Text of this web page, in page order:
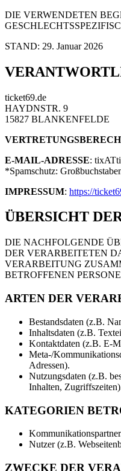
DIE VERWENDETEN
STAND: 29. Januar 2026
ticket69.de
HAYDNSTR. 9
15827 BLANKENFELDE
E-MAIL-ADRESSE:
*Spamschutz:
IMPRESSUM: https://
ÜBERSICHT
DIE NACHFOLGENDE
DER VERARBEITETEN
VERARBEITUNG
BETROFFENEN
ARTEN DER
Bestandsdaten (z.B.
Inhaltsdaten (z.B.
Kontaktdaten (z.B. E-
Meta-/
Adressen).
Nutzungsdaten (z.B.
Inhalten,
KATEGORIEN
Nutzer (z.B.
ZWECKE DER